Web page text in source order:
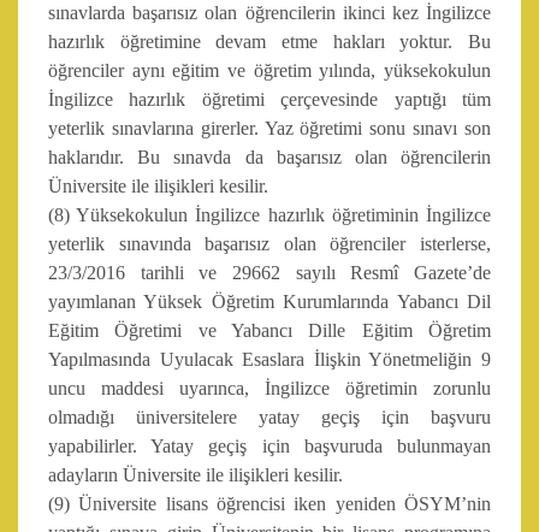
sınavlarda başarısız olan öğrencilerin ikinci kez İngilizce
hazırlık öğretimine devam etme hakları yoktur. Bu
öğrenciler aynı eğitim ve öğretim yılında, yüksekokulun
İngilizce hazırlık öğretimi çerçevesinde yaptığı tüm
yeterlik sınavlarına girerler. Yaz öğretimi sonu sınavı son
haklarıdır. Bu sınavda da başarısız olan öğrencilerin
Üniversite ile ilişikleri kesilir.
(8) Yüksekokulun İngilizce hazırlık öğretiminin İngilizce
yeterlik sınavında başarısız olan öğrenciler isterlerse,
23/3/2016 tarihli ve 29662 sayılı Resmî Gazete’de
yayımlanan Yüksek Öğretim Kurumlarında Yabancı Dil
Eğitim Öğretimi ve Yabancı Dille Eğitim Öğretim
Yapılmasında Uyulacak Esaslara İlişkin Yönetmeliğin 9
uncu maddesi uyarınca, İngilizce öğretimin zorunlu
olmadığı üniversitelere yatay geçiş için başvuru
yapabilirler. Yatay geçiş için başvuruda bulunmayan
adayların Üniversite ile ilişikleri kesilir.
(9) Üniversite lisans öğrencisi iken yeniden ÖSYM’nin